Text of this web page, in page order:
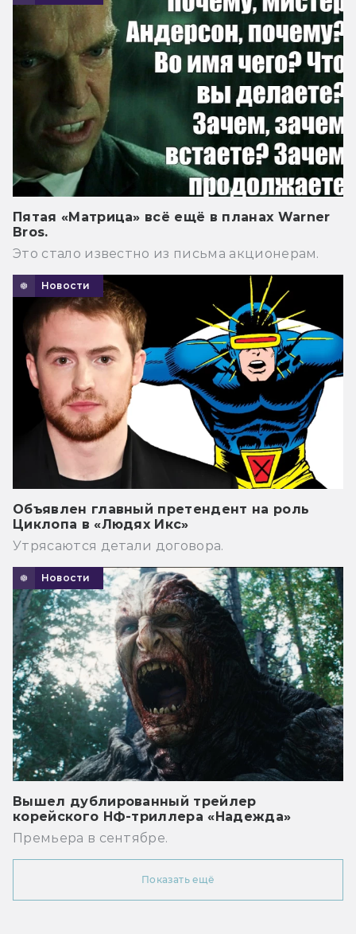
Пятая «Матрица» всё ещё в планах Warner
Bros.
Это стало известно из письма акционерам.
Новости
Объявлен главный претендент на роль
Циклопа в «Людях Икс»
Утрясаются детали договора.
Новости
Вышел дублированный трейлер
корейского НФ-триллера «Надежда»
Премьера в сентябре.
Показать ещё